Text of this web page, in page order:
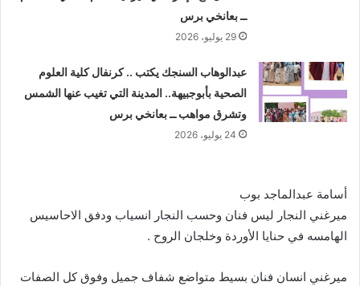
ــ بعانخي برس
29 يوليو، 2026
عبدالوهاب السنجك يكتب .. كرنفال كلية العلوم
الصحية بأبوجبيهة.. المدينة التي تغيب عنها الشمس
وتشرق مواهب ــ بعانخي برس
24 يوليو، 2026
أسامة عبدالماجد بوب
ميرغني النجار ليس فنان وحسب النجار انسياب ودفق الاحاسيس
الهامسه في حنايا الأوردة وخلجان الروح .
ميرغني انسان فنان بسيط متواضع شفاف جميل وفوق كل الصفات